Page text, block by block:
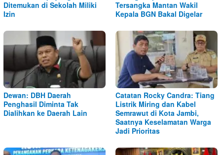
Ditemukan di Sekolah Miliki
Izin
Tersangka Mantan Wakil
Kepala BGN Bakal Digelar
Dewan: DBH Daerah
Penghasil Diminta Tak
Dialihkan ke Daerah Lain
Catatan Rocky Candra: Tiang
Listrik Miring dan Kabel
Semrawut di Kota Jambi,
Saatnya Keselamatan Warga
Jadi Prioritas